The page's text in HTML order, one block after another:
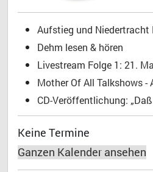
Aufstieg und Niedertracht
Dehm lesen & hören
Livestream Folge 1: 21.
Mother Of All Talkshows -
CD-Veröffentlichung:
Keine Termine
Ganzen Kalender ansehen